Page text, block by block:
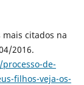
mais citados na
2016.
de-
filhos-veja-os-